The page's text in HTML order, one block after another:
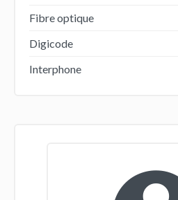
Fibre optique
Digicode
Interphone